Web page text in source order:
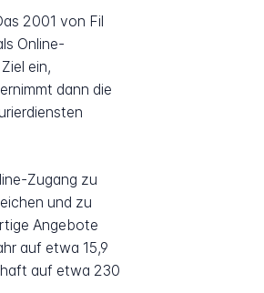
2001 von Fil
Online-
ein,
dann die
Zugang zu
und zu
Angebote
auf etwa 15,9
auf etwa 230